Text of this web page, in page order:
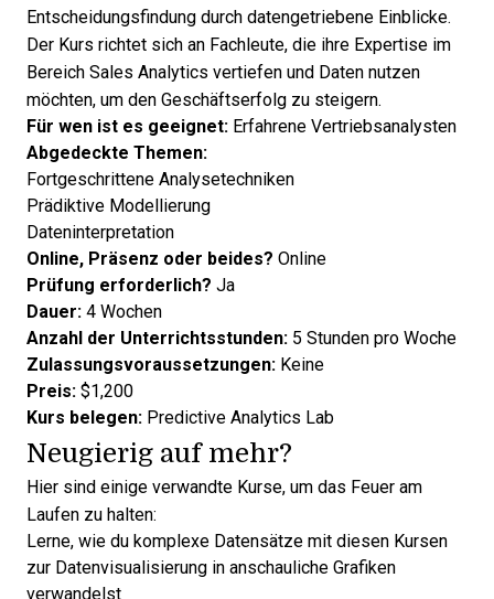
Entscheidungsfindung durch datengetriebene Einblicke.
Der Kurs richtet sich an Fachleute, die ihre Expertise im
Bereich Sales Analytics vertiefen und Daten nutzen
möchten, um den Geschäftserfolg zu steigern.
Für wen ist es geeignet: Erfahrene Vertriebsanalysten
Abgedeckte Themen:
Fortgeschrittene Analysetechniken
Prädiktive Modellierung
Dateninterpretation
Online, Präsenz oder beides? Online
Prüfung erforderlich? Ja
Dauer: 4 Wochen
Anzahl der Unterrichtsstunden: 5 Stunden pro Woche
Zulassungsvoraussetzungen: Keine
Preis: $1,200
Kurs belegen: Predictive Analytics Lab
Neugierig auf mehr?
Hier sind einige verwandte Kurse, um das Feuer am
Laufen zu halten:
Lerne, wie du komplexe Datensätze mit diesen Kursen
zur Datenvisualisierung in anschauliche Grafiken
verwandelst